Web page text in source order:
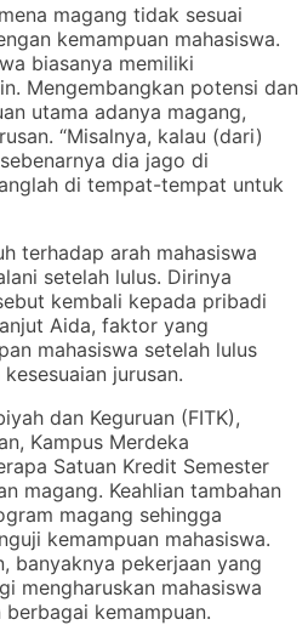
magang tidak sesuai
kemampuan mahasiswa.
biasanya memiliki
Mengembangkan potensi dan
utama adanya magang,
“Misalnya, kalau (dari)
dia jago di
di tempat-tempat untuk
terhadap arah mahasiswa
setelah lulus. Dirinya
kembali kepada pribadi
Aida, faktor yang
mahasiswa setelah lulus
jurusan.
dan Keguruan (FITK),
Kampus Merdeka
Satuan Kredit Semester
magang. Keahlian tambahan
magang sehingga
kemampuan mahasiswa.
banyaknya pekerjaan yang
mengharuskan mahasiswa
kemampuan.